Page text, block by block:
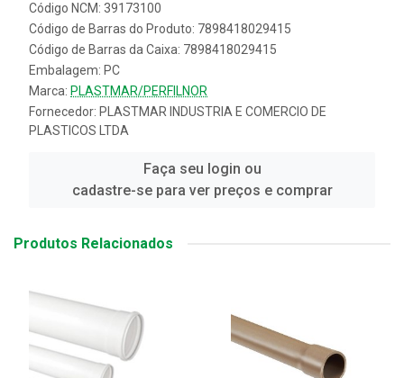
Código NCM: 39173100
Código de Barras do Produto: 7898418029415
Código de Barras da Caixa: 7898418029415
Embalagem: PC
Marca: PLASTMAR/PERFILNOR
Fornecedor: PLASTMAR INDUSTRIA E COMERCIO DE
PLASTICOS LTDA
Faça seu login ou
cadastre-se para ver preços e comprar
Produtos Relacionados